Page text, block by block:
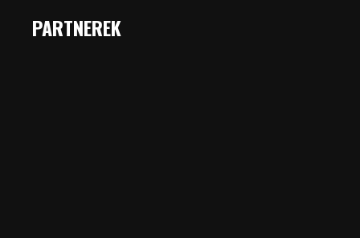
PARTNEREK